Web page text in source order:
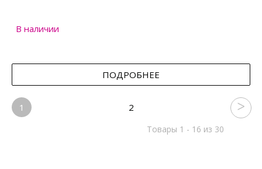
В наличии
ПОДРОБНЕЕ
1 2
Товары 1 - 16 из 30